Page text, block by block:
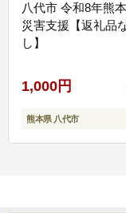
八代市 令和8年熊
災害支援【返礼品
し】
1,000円
熊本県 八代市